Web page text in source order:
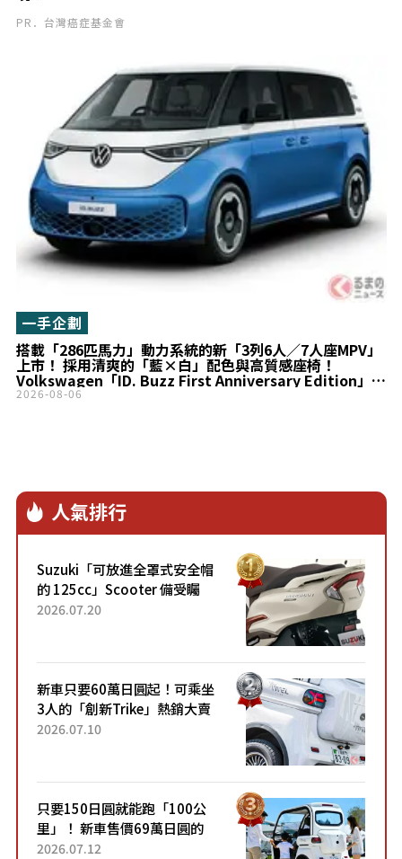
PR．台灣癌症基金會
搭載「286匹馬力」動力系統的新「3列6人／7人座MPV」
上市！ 採用清爽的「藍×白」配色與高質感座椅！
Volkswagen「ID. Buzz First Anniversary Edition」登
場奧翻
一手企劃
2026-08-06
人氣排行
Suzuki「可放進全罩式安全帽
的 125cc」Scooter 備受矚
目！採用全新流線設計與各項
2026.07.20
新車只要60萬日圓起！可乘坐
3人的「創新Trike」熱銷大賣
成為人氣車款！「養車成本真
2026.07.10
只要150日圓就能跑「100公
里」！ 新車售價69萬日圓的
「3人座」Trike大受歡迎！ 順
2026.07.12